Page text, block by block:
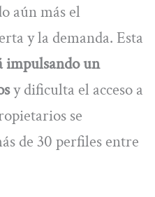
aún más el
y la demanda. Esta
impulsando un
y dificulta el acceso a
se
de 30 perfiles entre